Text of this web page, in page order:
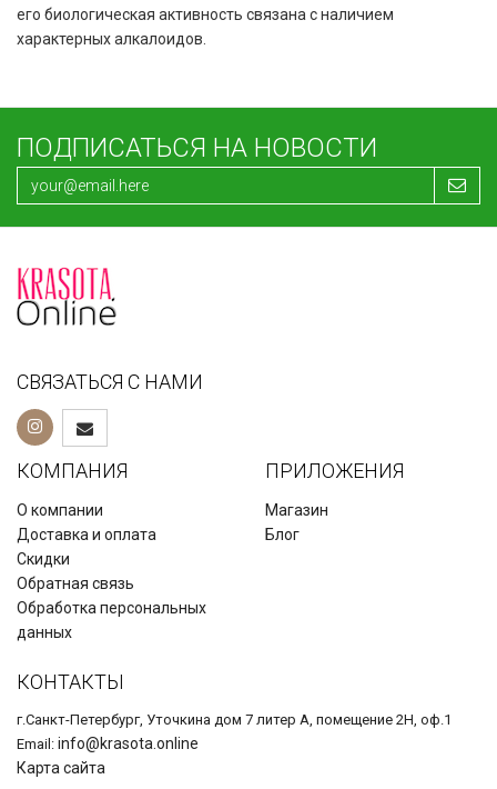
его биологическая активность связана с наличием
характерных алкалоидов.
ПОДПИСАТЬСЯ НА НОВОСТИ
СВЯЗАТЬСЯ С НАМИ
КОМПАНИЯ
О компании
Доставка и оплата
Скидки
Обратная связь
Обработка персональных
данных
ПРИЛОЖЕНИЯ
Магазин
Блог
КОНТАКТЫ
г.Санкт-Петербург, Уточкина дом 7 литер А, помещение 2Н, оф.1
Email: info@krasota.online
Карта сайта